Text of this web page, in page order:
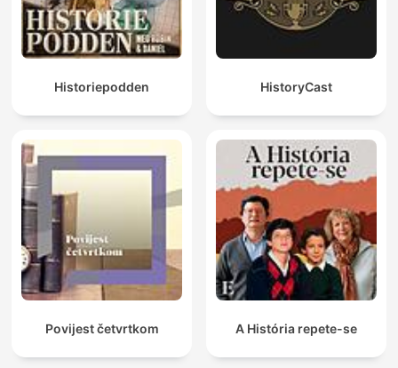
Historiepodden HistoryCast
Povijest četvrtkom A História repete-se